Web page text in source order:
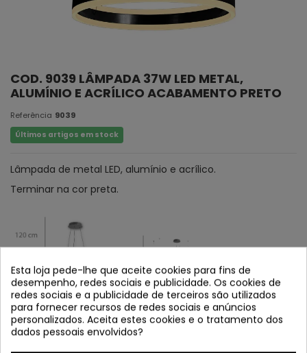
COD. 9039 LÂMPADA 37W LED METAL,
ALUMÍNIO E ACRÍLICO ACABAMENTO PRETO
Referência 9039
Últimos artigos em stock
Lâmpada de metal LED, alumínio e acrílico.
Terminar na cor preta.
Esta loja pede-lhe que aceite cookies para fins de
desempenho, redes sociais e publicidade. Os cookies de
redes sociais e a publicidade de terceiros são utilizados
para fornecer recursos de redes sociais e anúncios
personalizados. Aceita estes cookies e o tratamento dos
dados pessoais envolvidos?